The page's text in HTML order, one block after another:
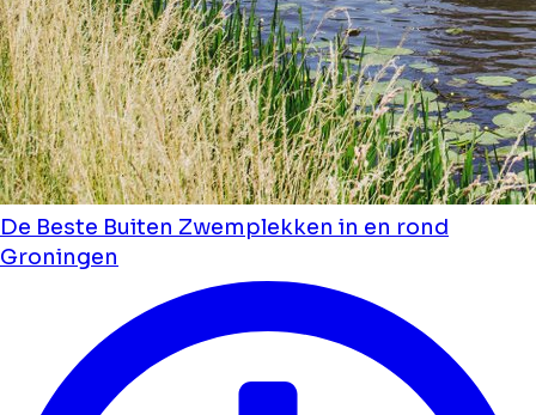
De Beste Buiten Zwemplekken in en rond
Groningen